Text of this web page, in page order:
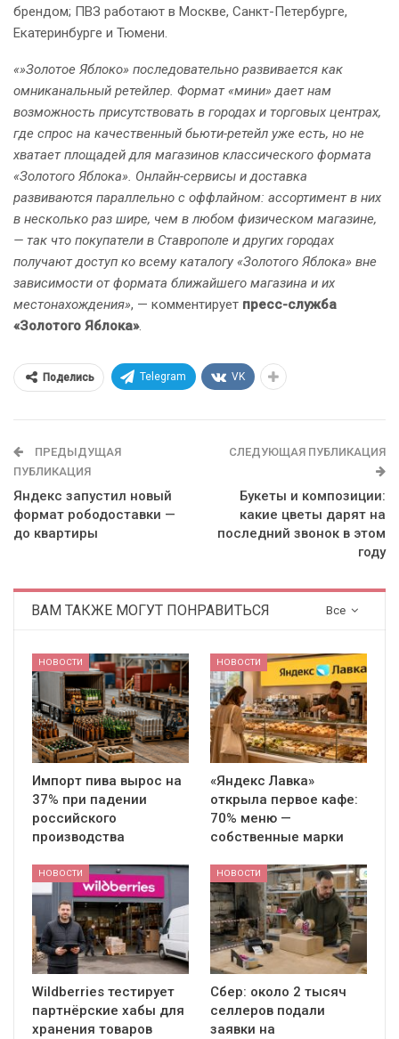
брендом; ПВЗ работают в Москве, Санкт-Петербурге,
Екатеринбурге и Тюмени.
«»Золотое Яблоко» последовательно развивается как
омниканальный ретейлер. Формат «мини» дает нам
возможность присутствовать в городах и торговых центрах,
где спрос на качественный бьюти-ретейл уже есть, но не
хватает площадей для магазинов классического формата
«Золотого Яблока». Онлайн-сервисы и доставка
развиваются параллельно с оффлайном: ассортимент в них
в несколько раз шире, чем в любом физическом магазине,
— так что покупатели в Ставрополе и других городах
получают доступ ко всему каталогу «Золотого Яблока» вне
зависимости от формата ближайшего магазина и их
местонахождения», — комментирует пресс-служба
«Золотого Яблока».
Поделись Telegram VK
ПРЕДЫДУЩАЯ
ПУБЛИКАЦИЯ
Яндекс запустил новый
формат рободоставки —
до квартиры
СЛЕДУЮЩАЯ ПУБЛИКАЦИЯ
Букеты и композиции:
какие цветы дарят на
последний звонок в этом
году
Все
ВАМ ТАКЖЕ МОГУТ ПОНРАВИТЬСЯ
НОВОСТИ
Импорт пива вырос на
37% при падении
российского
производства
НОВОСТИ
«Яндекс Лавка»
открыла первое кафе:
70% меню —
собственные марки
НОВОСТИ
Wildberries тестирует
партнёрские хабы для
хранения товаров
НОВОСТИ
Сбер: около 2 тысяч
селлеров подали
заявки на